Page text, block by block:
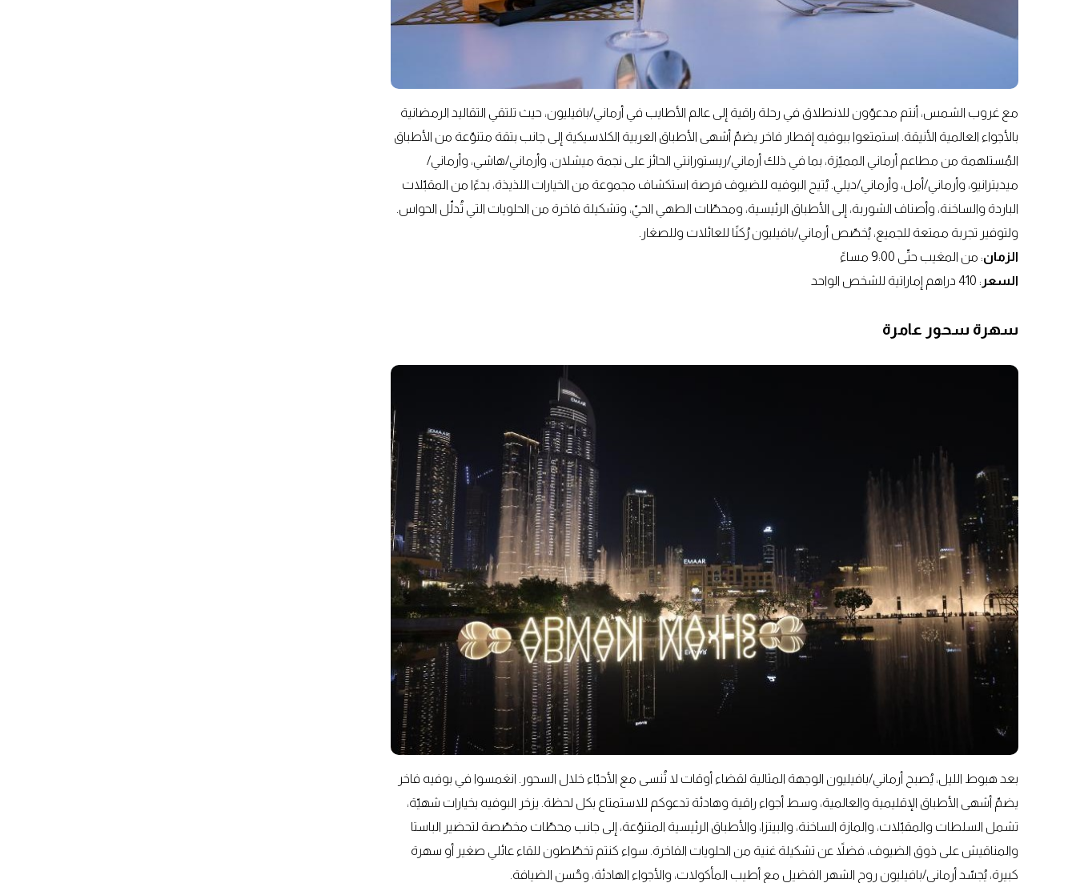
مع غروب الشمس، أنتم مدعوّون للانطلاق في رحلة راقية إلى عالم الأطايب في أرماني/بافيليون، حيث تلتقي التقاليد الرمضانية
بالأجواء العالمية الأنيقة. استمتعوا ببوفيه إفطار فاخر يضمّ أشهى الأطباق العربية الكلاسيكية إلى جانب بتقة متنوّعة من الأطباق
المُستلهمة من مطاعم أرماني المميّزة، بما في ذلك أرماني/ريستورانتي الحائز على نجمة ميشلان، وأرماني/هاشي، وأرماني/
ميديترانيو، وأرماني/أمل، وأرماني/ديلي. يُتيح البوفيه للضيوف فرصة استكشاف مجموعة من الخيارات اللذيذة، بدءًا من المقبّلات
الباردة والساخنة، وأصناف الشوربة، إلى الأطباق الرئيسية، ومحطّات الطهي الحيّ، وتشكيلة فاخرة من الحلويات التي تُدلّل الحواس.
ولتوفير تجربة ممتعة للجميع، يُخصّص أرماني/بافيليون رُكنًا للعائلات وللصغار.
الزمان: من المغيب حتّى 9:00 مساءً
السعر : 410 دراهم إماراتية للشخص الواحد
سهرة سحور عامرة
بعد هبوط الليل، يُصبح أرماني/بافيليون الوجهة المثالية لقضاء أوقات لا تُنسى مع الأحبّاء خلال السحور. انغمسوا في بوفيه فاخر
يضمّ أشهى الأطباق الإقليمية والعالمية، وسط أجواء راقية وهادئة تدعوكم للاستمتاع بكل لحظة. يزخر البوفيه بخيارات شهيّة،
تشمل السلطات والمقبّلات، والمازة الساخنة، والبيتزا، والأطباق الرئيسية المتنوّعة، إلى جانب محطّات مخصّصة لتحضير الباستا
والمناقيش على ذوق الضيوف، فضلاً عن تشكيلة غنية من الحلويات الفاخرة. سواء كنتم تخطّطون للقاء عائلي صغير أو سهرة
كبيرة، يُجسّد أرماني/بافيليون روح الشهر الفضيل مع أطيب المأكولات، والأجواء الهادئة، وحُسن الضيافة.